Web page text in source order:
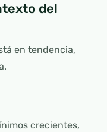
del
en tendencia,
crecientes,